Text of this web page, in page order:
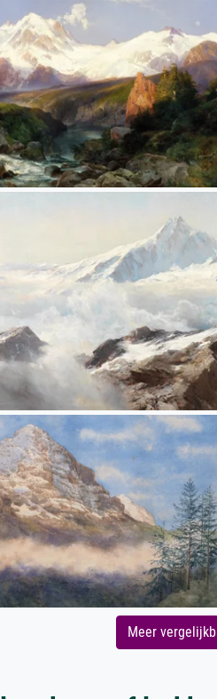
Meer